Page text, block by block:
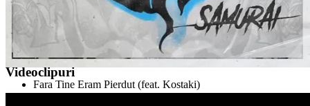
Fara Tine Eram Pierdut (feat. Kostaki)
Dragostea Iarta
Samurai
Videoclipuri